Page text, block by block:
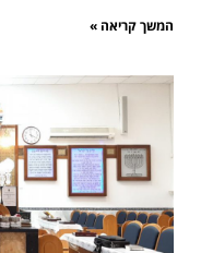
המשך קריאה »